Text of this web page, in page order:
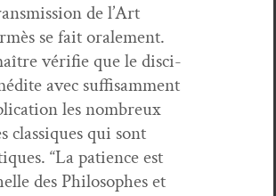
de l’Art
se fait orale­ment.
véri­fie que le dis­ci­
avec suff­isam­ment
les nom­breux
clas­siques qui sont
“La patience est
des Philosophes et